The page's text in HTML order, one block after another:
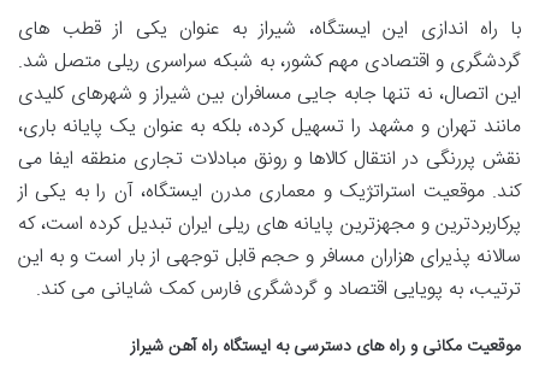
با راه اندازی این ایستگاه، شیراز به عنوان یکی از قطب های
گردشگری و اقتصادی مهم کشور، به شبکه سراسری ریلی متصل شد.
این اتصال، نه تنها جابه جایی مسافران بین شیراز و شهرهای کلیدی
مانند تهران و مشهد را تسهیل کرده، بلکه به عنوان یک پایانه باری،
نقش پررنگی در انتقال کالاها و رونق مبادلات تجاری منطقه ایفا می
کند. موقعیت استراتژیک و معماری مدرن ایستگاه، آن را به یکی از
پرکاربردترین و مجهزترین پایانه های ریلی ایران تبدیل کرده است، که
سالانه پذیرای هزاران مسافر و حجم قابل توجهی از بار است و به این
ترتیب، به پویایی اقتصاد و گردشگری فارس کمک شایانی می کند.
موقعیت مکانی و راه های دسترسی به ایستگاه راه آهن شیراز